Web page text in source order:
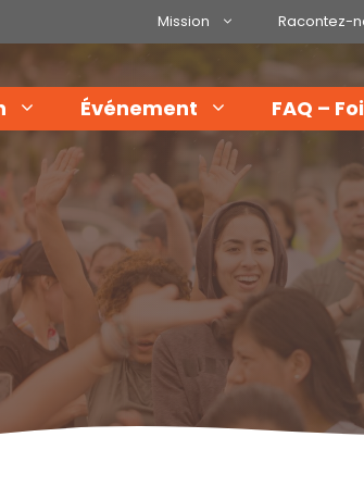
Mission Racontez-
Événement FAQ –